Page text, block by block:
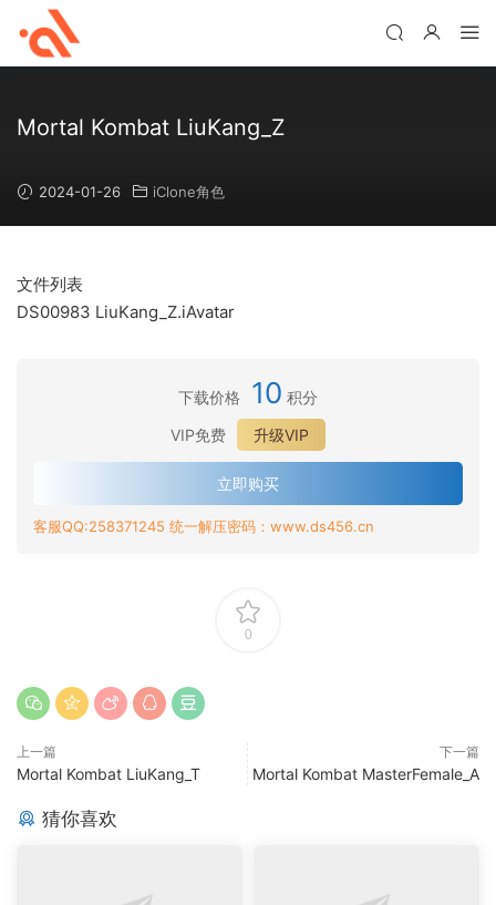
Mortal Kombat LiuKang_Z
2024-01-26 iClone角色
文件列表
DS00983 LiuKang_Z.iAvatar
下载价格 10 积分
VIP免费
升级VIP
立即购买
客服QQ:258371245 统一解压密码：www.ds456.cn
0
上一篇
Mortal Kombat LiuKang_T
下一篇
Mortal Kombat MasterFemale_A
猜你喜欢